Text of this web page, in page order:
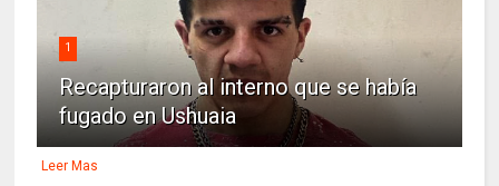
1
Recapturaron al interno que se había
fugado en Ushuaia
Leer Mas